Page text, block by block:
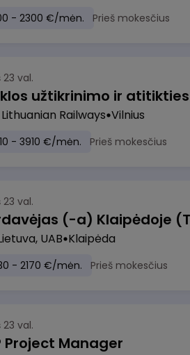
- 2300 €/mėn. Prieš mokesčius
23 val.
Railways Vilnius
- 3910 €/mėn. Prieš mokesčius
23 val.
(-a) Klaipėdoje
UAB Klaipėda
- 2170 €/mėn. Prieš mokesčius
23 val.
Project Manager